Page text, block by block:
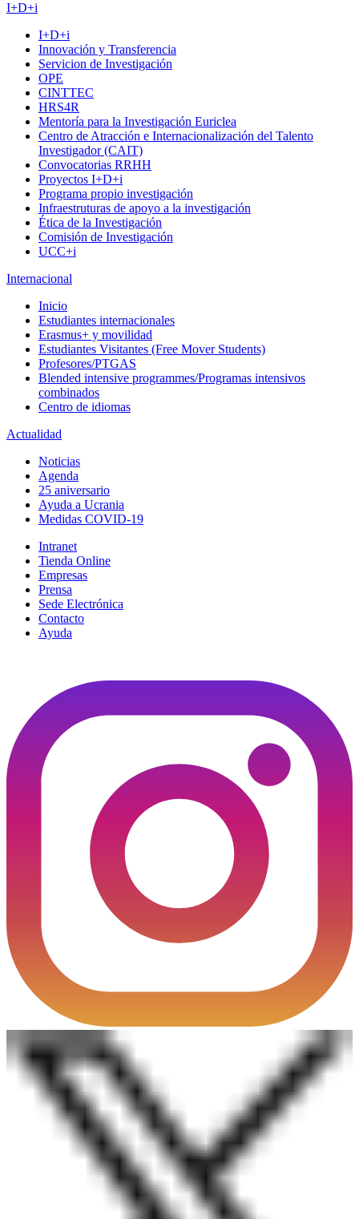
I+D+i
I+D+i
Innovación y Transferencia
Servicion de Investigación
OPE
CINTTEC
HRS4R
Mentoría para la Investigación Euriclea
Centro de Atracción e Internacionalización del Talento
Investigador (CAIT)
Convocatorias RRHH
Proyectos I+D+i
Programa propio investigación
Infraestruturas de apoyo a la investigación
Ética de la Investigación
Comisión de Investigación
UCC+i
Internacional
Inicio
Estudiantes internacionales
Erasmus+ y movilidad
Estudiantes Visitantes (Free Mover Students)
Profesores/PTGAS
Blended intensive programmes/Programas intensivos
combinados
Centro de idiomas
Actualidad
Noticias
Agenda
25 aniversario
Ayuda a Ucrania
Medidas COVID-19
Intranet
Tienda Online
Empresas
Prensa
Sede Electrónica
Contacto
Ayuda